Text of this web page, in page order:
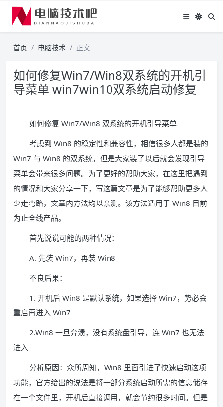
首页 电脑技术 正文
如何修复Win7/Win8双系统的开机引
导菜单 win7win10双系统启动修复
如何修复 Win7/Win8 双系统的开机引导菜单
考虑到 Win8 的稳定性和兼容性，相信很多人都是装的
Win7 与 Win8 的双系统，但是大家装了以后就会发现引导
菜单会带来很多问题。为了更好的帮助大家，在这里把遇到
的情况和大家分享一下，写这篇文章是为了能够帮助更多人
少走弯路，文章内方法均以亲测。该方法适用于 Win8 目前
为止全线产品。
首先说说可能的两种情况：
A. 先装 Win7，再装 Win8
不良后果：
1. 开机后 Win8 是默认系统，如果选择 Win7，势必会
重启再进入 Win7
2.Win8 一旦奔溃，没有系统盘引导，连 Win7 也无法
进入
分析原因：众所周知，Win8 里面引进了快速启动这项
功能，官方给出的说法是将一部分系统启动所需的信息储存
在一个文件里，开机后直接调用，就会节约很多时间。但是